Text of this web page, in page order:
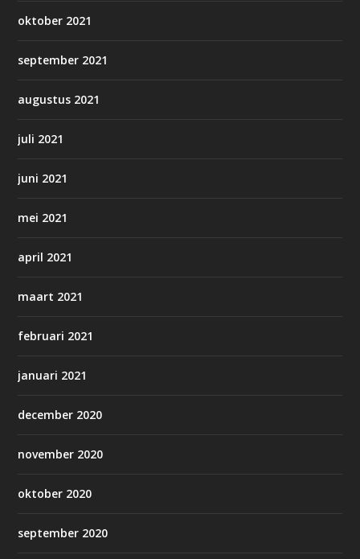
oktober 2021
september 2021
augustus 2021
juli 2021
juni 2021
mei 2021
april 2021
maart 2021
februari 2021
januari 2021
december 2020
november 2020
oktober 2020
september 2020